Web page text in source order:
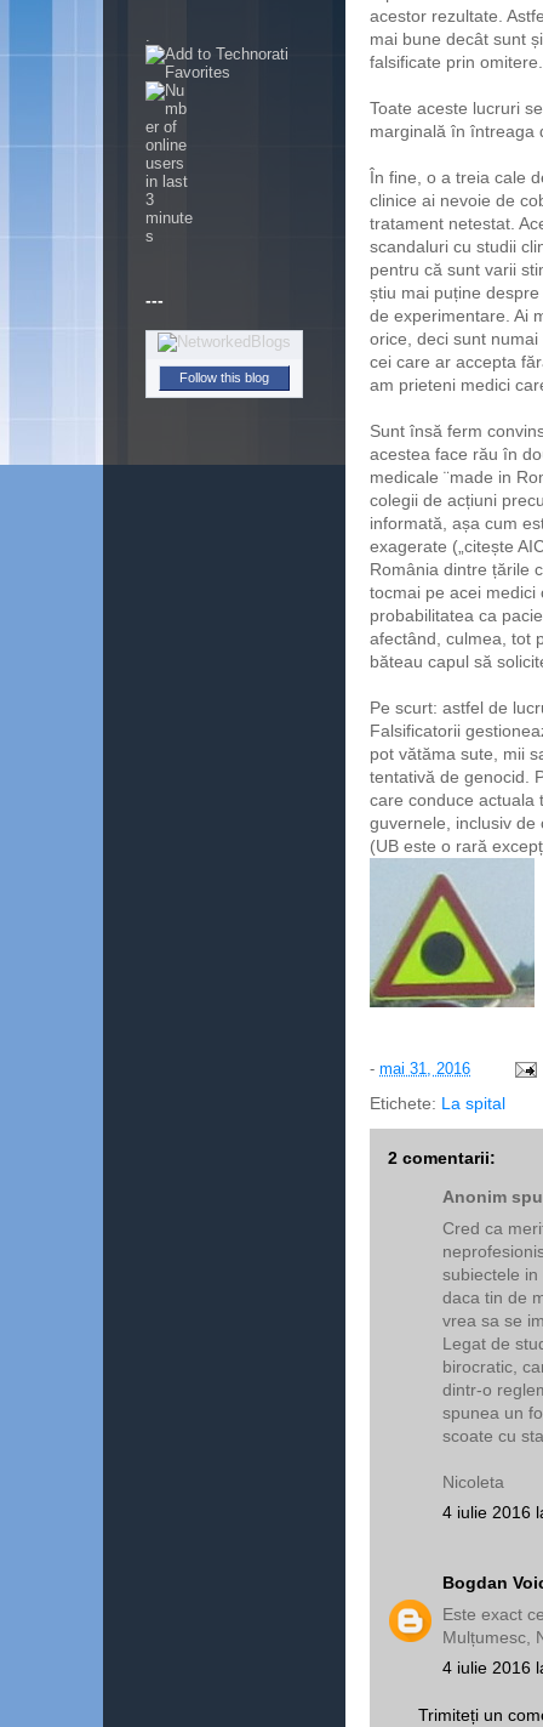
acestor rezultate.
mai bune decât sunt
falsificate prin omitere.
Toate aceste lucruri
marginală în întreaga
În fine, o a treia cale
clinice ai nevoie de
tratament netestat.
scandaluri cu studii
pentru că sunt varii
știu mai puține
de experimentare. Ai
orice, deci sunt
cei care ar accepta
am prieteni medici
Sunt însă ferm
acestea face rău în
medicale ¨made in
colegii de acțiuni
informată, așa cum
exagerate („citește
România dintre țările
tocmai pe acei
probabilitatea ca
afectând, culmea, tot
băteau capul să
Pe scurt: astfel de
Falsificatorii
pot vătăma sute, mii
tentativă de genocid.
care conduce actuala
guvernele, inclusiv de
(UB este o rară
- mai 31, 2016
Etichete: La spital
2 comentarii:
Anonim
Cred ca
subiectele
daca tin de
vrea sa se
Legat de
birocratic,
dintr-o
spunea un
scoate cu
Nicoleta
4 iulie 2016
Bogdan
Este exact
Mulțumesc,
4 iulie 2016
Trimiteți un
---
Follow this blog